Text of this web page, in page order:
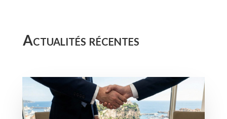
Actualités récentes